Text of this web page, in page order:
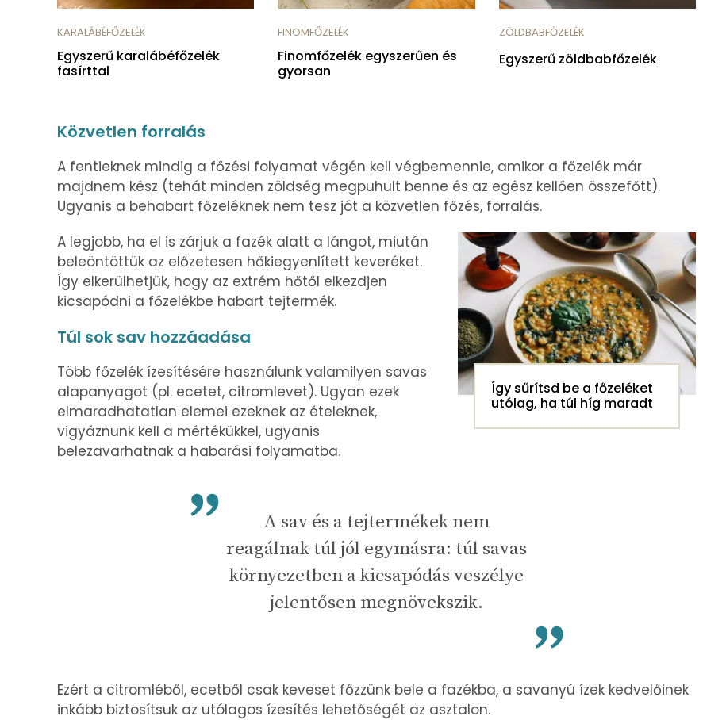
KARALÁBÉFŐZELÉK
Egyszerű karalábéfőzelék
fasírttal
FINOMFŐZELÉK
Finomfőzelék egyszerűen és
gyorsan
ZÖLDBABFŐZELÉK
Egyszerű zöldbabfőzelék
Közvetlen forralás
A fentieknek mindig a főzési folyamat végén kell végbemennie, amikor a főzelék már
majdnem kész (tehát minden zöldség megpuhult benne és az egész kellően összefőtt).
Ugyanis a behabart főzeléknek nem tesz jót a közvetlen főzés, forralás.
Így sűrítsd be a főzeléket
utólag, ha túl híg maradt
A legjobb, ha el is zárjuk a fazék alatt a lángot, miután
beleöntöttük az előzetesen hőkiegyenlített keveréket.
Így elkerülhetjük, hogy az extrém hőtől elkezdjen
kicsapódni a főzelékbe habart tejtermék.
Túl sok sav hozzáadása
Több főzelék ízesítésére használunk valamilyen savas
alapanyagot (pl. ecetet, citromlevet). Ugyan ezek
elmaradhatatlan elemei ezeknek az ételeknek,
vigyáznunk kell a mértékükkel, ugyanis
belezavarhatnak a habarási folyamatba.
A sav és a tejtermékek nem
reagálnak túl jól egymásra: túl savas
környezetben a kicsapódás veszélye
jelentősen megnövekszik.
Ezért a citromléből, ecetből csak keveset főzzünk bele a fazékba, a savanyú ízek kedvelőinek
inkább biztosítsuk az utólagos ízesítés lehetőségét az asztalon.